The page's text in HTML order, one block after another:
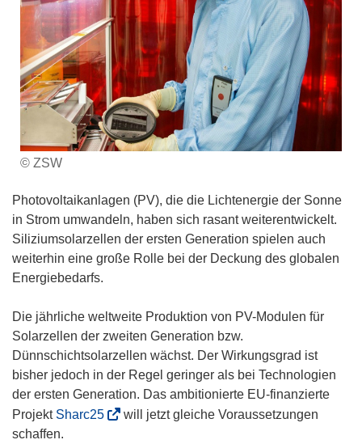
© ZSW
Photovoltaikanlagen (PV), die die Lichtenergie der Sonne
in Strom umwandeln, haben sich rasant weiterentwickelt.
Siliziumsolarzellen der ersten Generation spielen auch
weiterhin eine große Rolle bei der Deckung des globalen
Energiebedarfs.
Die jährliche weltweite Produktion von PV-Modulen für
Solarzellen der zweiten Generation bzw.
Dünnschichtsolarzellen wächst. Der Wirkungsgrad ist
bisher jedoch in der Regel geringer als bei Technologien
der ersten Generation. Das ambitionierte EU-finanzierte
Projekt Sharc25(
will jetzt gleiche Voraussetzungen
schaffen.